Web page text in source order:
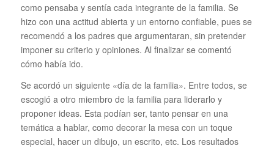
como pensaba y sentía cada integrante de la familia. Se
hizo con una actitud abierta y un entorno confiable, pues se
recomendó a los padres que argumentaran, sin pretender
imponer su criterio y opiniones. Al finalizar se comentó
cómo había ido.
Se acordó un siguiente «día de la familia». Entre todos, se
escogió a otro miembro de la familia para liderarlo y
proponer ideas. Esta podían ser, tanto pensar en una
temática a hablar, como decorar la mesa con un toque
especial, hacer un dibujo, un escrito, etc. Los resultados